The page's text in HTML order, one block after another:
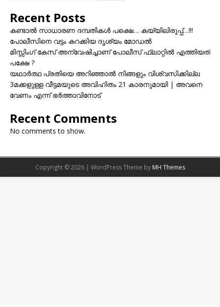
Recent Posts
കണ്ടാൽ സാധാരണ ദമ്പതികൾ പക്ഷെ… കയ്യിലിരുപ്പ്…!!!
പോലീസിനെ വട്ടം കറക്കിയ ദൃശ്യം മോഡല്‍
മിസ്സിംഗ് കേസ് അന്വേഷിച്ചാണ് പോലീസ് ഫ്ലാറ്റിൽ എത്തിയത്
പക്ഷേ ?
യഥാർത്ഥ പ്രതിയെ അറിഞ്ഞാൽ നിങ്ങളും വിശ്വസിക്കില്ല
3മക്കളുള്ള വീട്ടമയുടെ അവിഹിതം 21 കാരനുമായി | അവനെ
വേണം എന്ന് ഭർത്താവിനോട്
Recent Comments
No comments to show.
Copyright © 2026 | WordPress Theme by MH Themes